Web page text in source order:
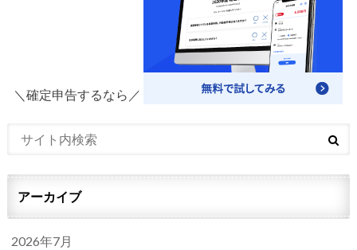
＼確定申告するなら／
アーカイブ
2026年7月